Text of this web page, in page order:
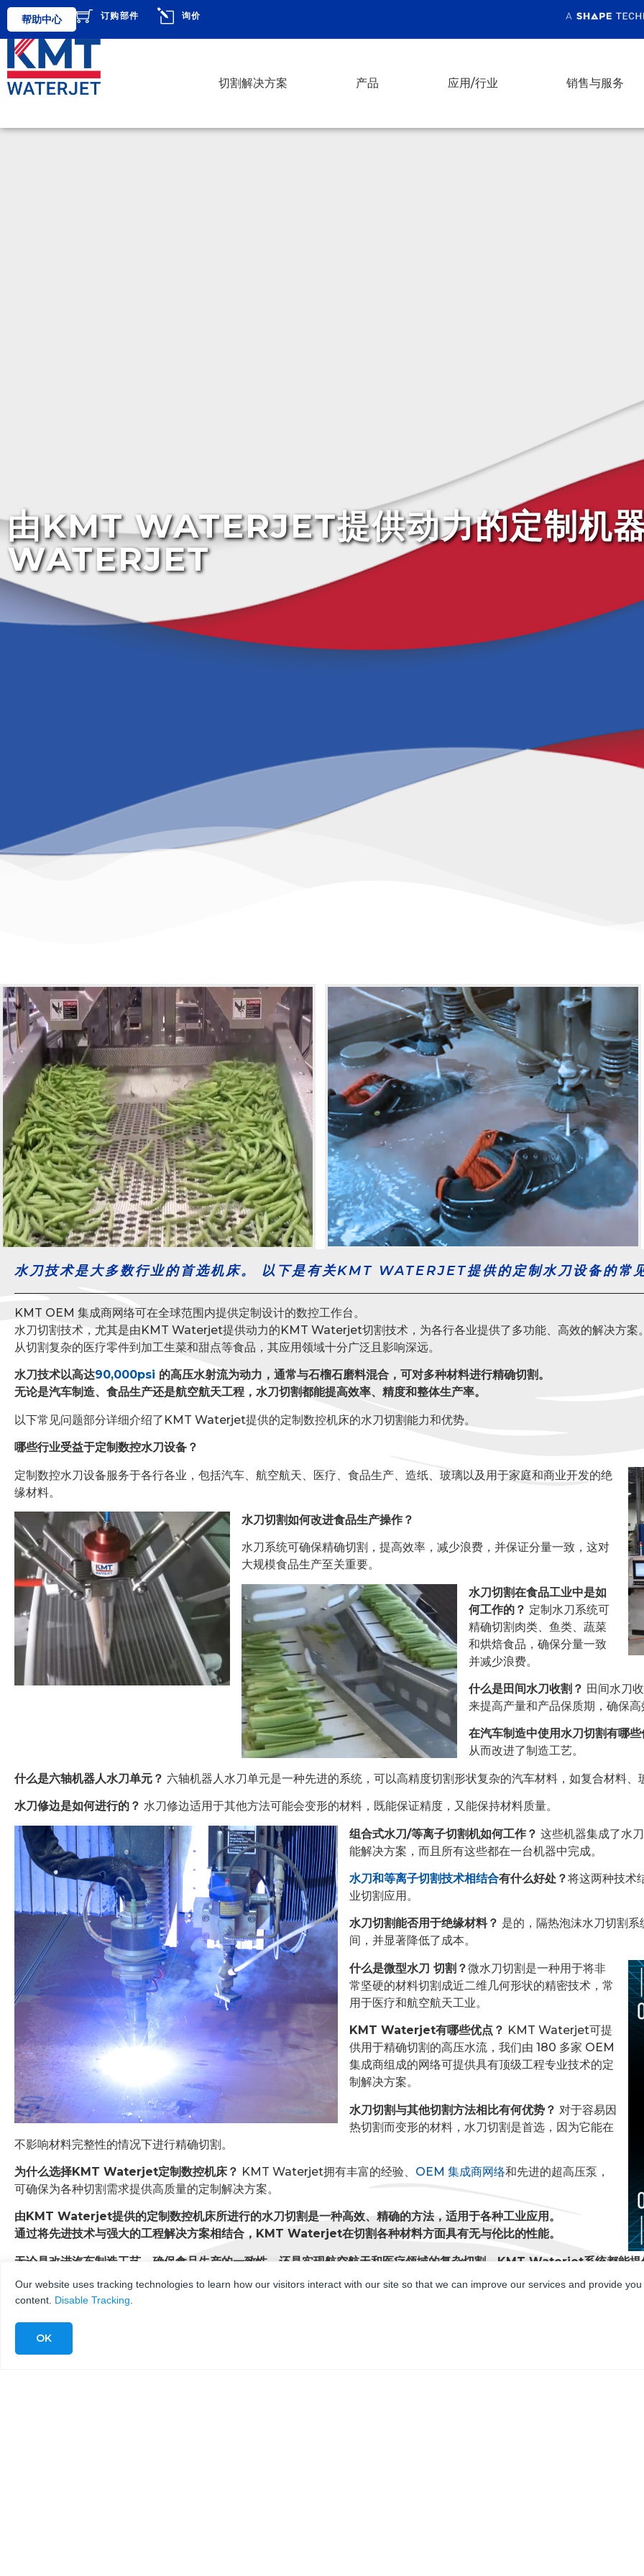
帮助中心 订购部件 询价
切割解决方案 产品 应用/行业 销售与服务
由KMT WATERJET提供动力的定制机
WATERJET
水刀技术是大多数行业的首选机床。 以下是有关KMT WATERJET提供的定制水刀设备的常
KMT OEM 集成商网络可在全球范围内提供定制设计的数控工作台。
水刀切割技术，尤其是由KMT Waterjet提供动力的KMT Waterjet切割技术，为各行各业提供了多功能、高效的解决方案
从切割复杂的医疗零件到加工生菜和甜点等食品，其应用领域十分广泛且影响深远。
水刀技术以高达90,000psi 的高压水射流为动力，通常与石榴石磨料混合，可对多种材料进行精确切割。
无论是汽车制造、食品生产还是航空航天工程，水刀切割都能提高效率、精度和整体生产率。
以下常见问题部分详细介绍了KMT Waterjet提供的定制数控机床的水刀切割能力和优势。
哪些行业受益于定制数控水刀设备？
定制数控水刀设备服务于各行各业，包括汽车、航空航天、医疗、食品生产、造纸、玻璃以及用于家庭和商业开发的绝
缘材料。
水刀切割如何改进食品生产操作？
水刀系统可确保精确切割，提高效率，减少浪费，并保证分量一致，这对
大规模食品生产至关重要。
水刀切割在食品工业中是如
何工作的？ 定制水刀系统可
精确切割肉类、鱼类、蔬菜
和烘焙食品，确保分量一致
并减少浪费。
什么是田间水刀收割？ 田间水刀
来提高产量和产品保质期，确保
在汽车制造中使用水刀切割有哪些
从而改进了制造工艺。
什么是六轴机器人水刀单元？ 六轴机器人水刀单元是一种先进的系统，可以高精度切割形状复杂的汽车材料，如复合材料、
水刀修边是如何进行的？ 水刀修边适用于其他方法可能会变形的材料，既能保证精度，又能保持材料质量。
组合式水刀/等离子切割机如何工作？ 这些机器集成了水
能解决方案，而且所有这些都在一台机器中完成。
水刀和等离子切割技术相结合有什么好处？将这两种技术
业切割应用。
水刀切割能否用于绝缘材料？ 是的，隔热泡沫水刀切割
间，并显著降低了成本。
什么是微型水刀 切割？微水刀切割是一种用于将非
常坚硬的材料切割成近二维几何形状的精密技术，常
用于医疗和航空航天工业。
KMT Waterjet有哪些优点？ KMT Waterjet可提
供用于精确切割的高压水流，我们由 180 多家 OEM
集成商组成的网络可提供具有顶级工程专业技术的定
制解决方案。
水刀切割与其他切割方法相比有何优势？ 对于容易因
热切割而变形的材料，水刀切割是首选，因为它能在
不影响材料完整性的情况下进行精确切割。
为什么选择KMT Waterjet定制数控机床？ KMT Waterjet拥有丰富的经验、 OEM 集成商网络和先进的超高压泵，
可确保为各种切割需求提供高质量的定制解决方案。
由KMT Waterjet提供的定制数控机床所进行的水刀切割是一种高效、精确的方法，适用于各种工业应用。
通过将先进技术与强大的工程解决方案相结合，KMT Waterjet在切割各种材料方面具有无与伦比的性能。
无论是改进汽车制造工艺、确保食品生产的一致性，还是实现航空航天和医疗领域的复杂切割，KMT Waterjet系统都能提
Our website uses tracking technologies to learn how our visitors interact with our site so that we can improve our services and provide
content. Disable Tracking